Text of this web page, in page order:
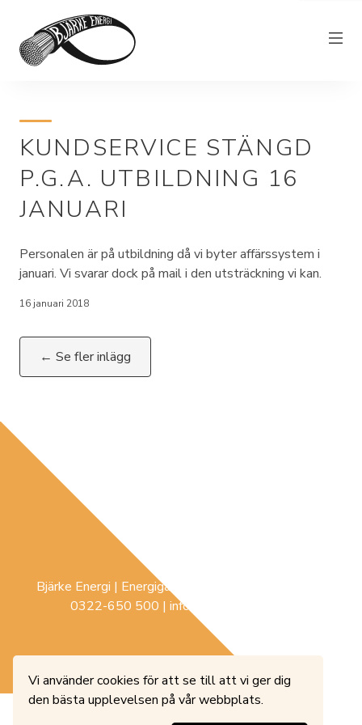
Elhandel
Bjärkefiber
Övrig verksamhet
Kundservice
Elproducent
KUNDSERVICE STÄNGD
P.G.A. UTBILDNING 16
JANUARI
Personalen är på utbildning då vi byter affärssystem i
januari. Vi svarar dock på mail i den utsträckning vi kan.
16 januari 2018
← Se fler inlägg
Bjärke Energi | Energigatan 3 |
0322-650 500 | info@bjerke-energi.se
Vi använder cookies för att se till att vi ger dig
den bästa upplevelsen på vår webbplats.